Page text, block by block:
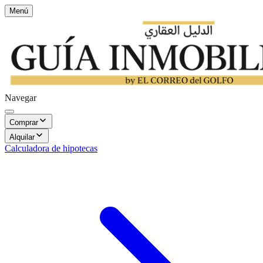
Menú
Navegar
Comprar
Alquilar
Calculadora de hipotecas